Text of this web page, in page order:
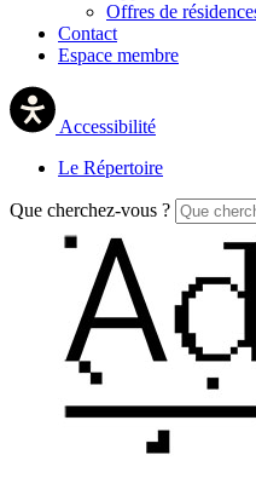
Offres de
Contact
Espace membre
Accessibilité
Le Répertoire
Que cherchez-vous ?